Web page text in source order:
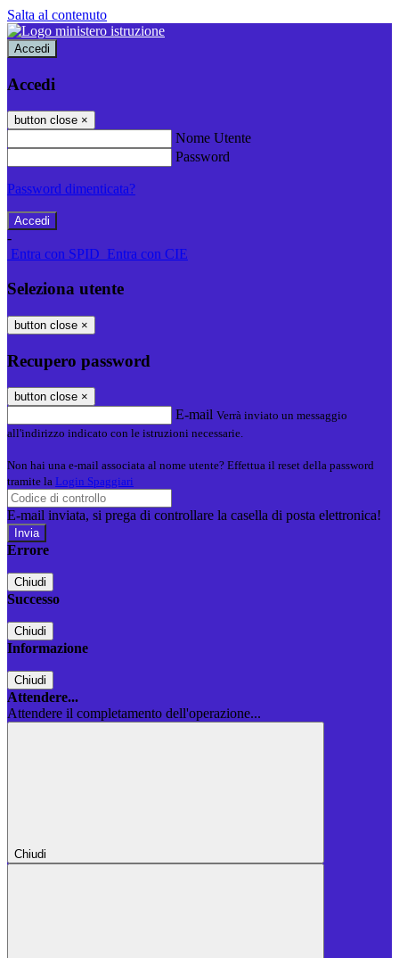
Salta al contenuto
Accedi
Accedi
button close ×
Nome Utente
Password
Password dimenticata?
-
Entra con SPID Entra con CIE
Seleziona utente
button close ×
Recupero password
button close ×
E-mail Verrà inviato un messaggio
all'indirizzo indicato con le istruzioni necessarie.
Non hai una e-mail associata al nome utente? Effettua il reset della password
tramite la Login Spaggiari
E-mail inviata, si prega di controllare la casella di posta elettronica!
Errore
Chiudi
Successo
Chiudi
Informazione
Chiudi
Attendere...
Attendere il completamento dell'operazione...
Chiudi